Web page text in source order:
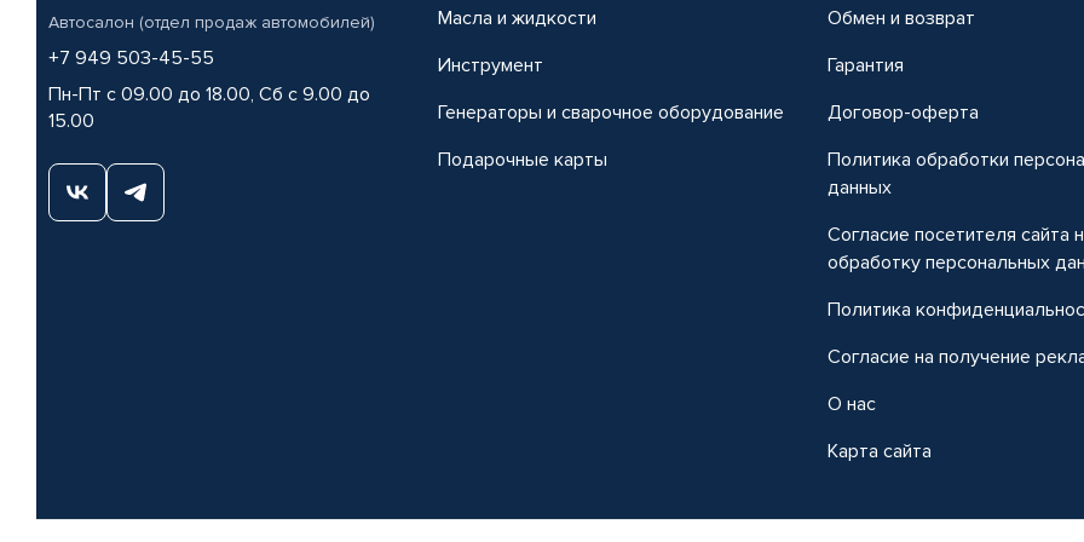
Автосалон (отдел продаж автомобилей)
+7 949 503-45-55
Пн-Пт с 09.00 до 18.00, Сб с 9.00 до
15.00
Масла и жидкости
Инструмент
Генераторы и сварочное оборудование
Подарочные карты
Обмен и возврат
Гарантия
Договор-оферта
Политика обработки
данных
Согласие посетителя сайта
обработку персональных
Политика
Согласие на получение
О нас
Карта сайта